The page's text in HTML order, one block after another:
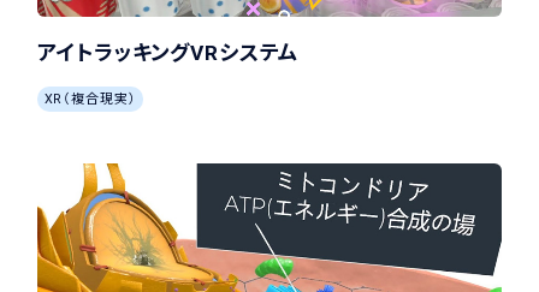
アイトラッキングVRシステム
XR（複合現実）